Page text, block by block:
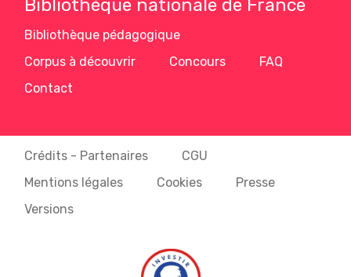
Bibliothèque nationale de France
Bibliothèque pédagogique
Corpus à découvrir
Concours
FAQ
Contact
Crédits - Partenaires
CGU
Mentions légales
Cookies
Presse
Versions